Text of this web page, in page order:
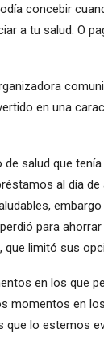
concebir
a tu salud. O
en una
de salud que
al día
para
que limitó sus
en los que
momentos en
que lo estemos